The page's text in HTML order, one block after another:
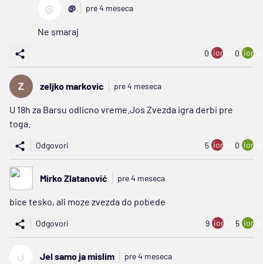
@ @ pre 4 meseca
Ne smaraj
0 ion:minus
0
zeljko markovic pre 4 meseca
U 18h za Barsu odlicno vreme.Jos Zvezda igra derbi pre
toga.
Odgovori 5 ion:minus
0
Mirko Zlatanović pre 4 meseca
bice tesko, ali moze zvezda do pobede
Odgovori 9 ion:minus
5
J Jel samo ja mislim pre 4 meseca